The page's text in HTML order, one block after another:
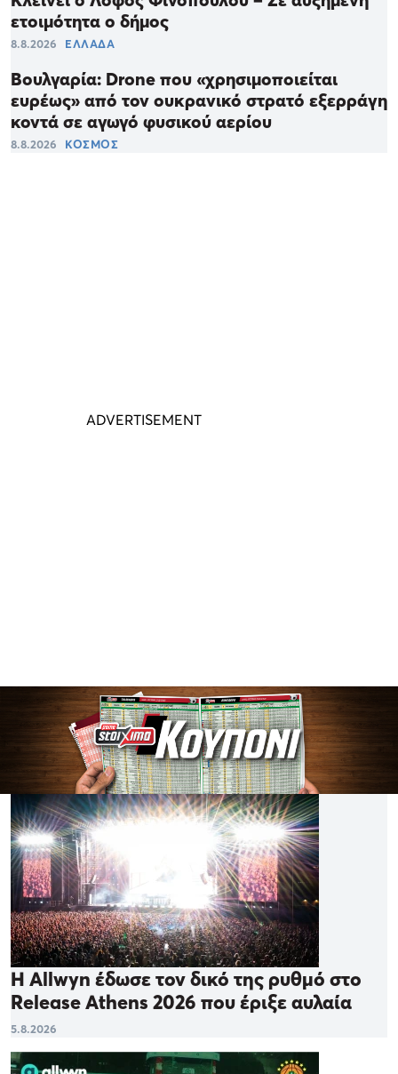
ετοιμότητα ο δήμος
8.8.2026 ΕΛΛΑΔΑ
Βουλγαρία: Drone που «χρησιμοποιείται
ευρέως» από τον ουκρανικό στρατό εξερράγη
κοντά σε αγωγό φυσικού αερίου
8.8.2026 ΚΟΣΜΟΣ
Η Allwyn έδωσε τον δικό της ρυθμό στο
Release Athens 2026 που έριξε αυλαία
5.8.2026